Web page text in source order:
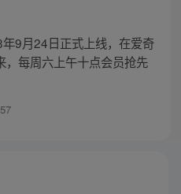
9月24日正式上线，在爱奇
，每周六上午十点会员抢先